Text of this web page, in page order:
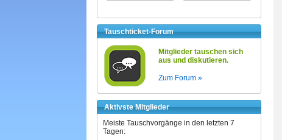
Tauschticket-Forum
Mitglieder tauschen sich
aus und diskutieren.
Zum Forum »
Aktivste Mitglieder
Meiste Tauschvorgänge in den letzten 7
Tagen: